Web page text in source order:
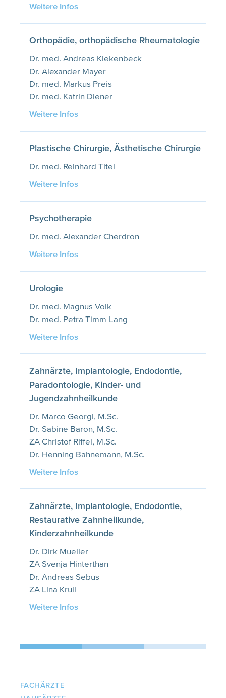
Weitere Infos
Orthopädie, orthopädische Rheumatologie
Dr. med. Andreas Kiekenbeck
Dr. Alexander Mayer
Dr. med. Markus Preis
Dr. med. Katrin Diener
Weitere Infos
Plastische Chirurgie, Ästhetische Chirurgie
Dr. med. Reinhard Titel
Weitere Infos
Psychotherapie
Dr. med. Alexander Cherdron
Weitere Infos
Urologie
Dr. med. Magnus Volk
Dr. med. Petra Timm-Lang
Weitere Infos
Zahnärzte, Implantologie, Endodontie,
Paradontologie, Kinder- und
Jugendzahnheilkunde
Dr. Marco Georgi, M.Sc.
Dr. Sabine Baron, M.Sc.
ZA Christof Riffel, M.Sc.
Dr. Henning Bahnemann, M.Sc.
Weitere Infos
Zahnärzte, Implantologie, Endodontie,
Restaurative Zahnheilkunde,
Kinderzahnheilkunde
Dr. Dirk Mueller
ZA Svenja Hinterthan
Dr. Andreas Sebus
ZA Lina Krull
Weitere Infos
FACHÄRZTE